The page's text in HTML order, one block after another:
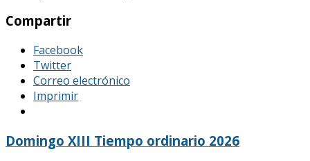
Compartir
Facebook
Twitter
Correo electrónico
Imprimir
Domingo XIII Tiempo ordinario 2026